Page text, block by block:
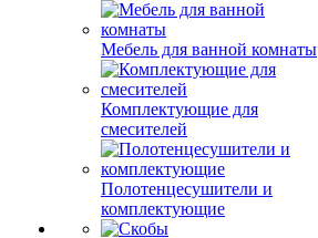
Мебель для ванной комнаты
Комплектующие для
смесителей
Полотенцесушители и
комплектующие